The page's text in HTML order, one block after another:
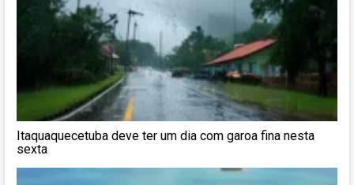
Itaquaquecetuba deve ter um dia com garoa fina nesta
sexta